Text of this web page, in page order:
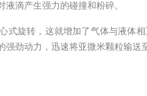
滴产生强力的碰撞和粉碎。
式旋转，这就增加了气体与液体
劲动力，迅速将亚微米颗粒输送